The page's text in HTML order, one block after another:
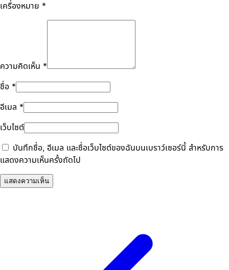
เครื่องหมาย *
ความคิดเห็น *
ชื่อ *
อีเมล *
เว็บไซต์
บันทึกชื่อ, อีเมล และชื่อเว็บไซต์ของฉันบนเบราว์เซอร์นี้ สำหรับการ
แสดงความเห็นครั้งถัดไป